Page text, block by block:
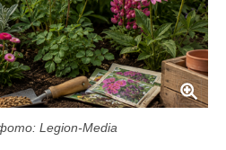
Legion-Media